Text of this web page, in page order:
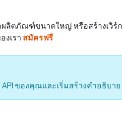
ตภัณฑ์ขนาดใหญ่ หรือสร้างเวิร์ก
งเรา สมัครฟรี
ของคุณและเริ่มสร้างคำอธิบาย